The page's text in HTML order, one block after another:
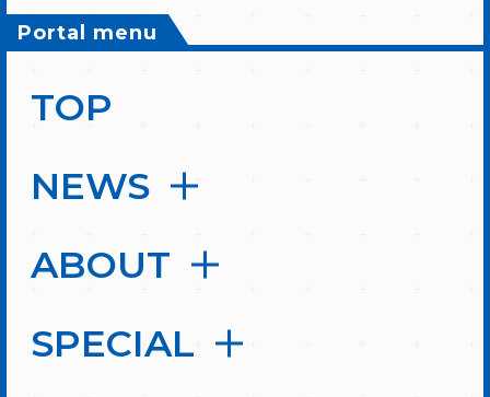
Portal menu
TOP
NEWS
ABOUT
SPECIAL